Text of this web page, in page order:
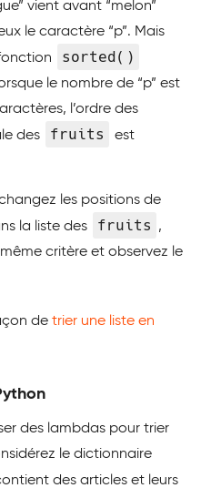
vient avant “melon”
le caractère “p”. Mais
sorted()
le nombre de “p” est
l’ordre des
des
fruits
est
les positions de
la liste des
fruits
,
critère et observez le
de trier une liste en
des lambdas pour trier
le dictionnaire
des articles et leurs